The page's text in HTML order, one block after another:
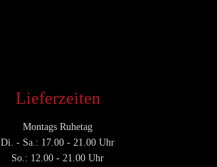
Lieferzeiten
Montags Ruhetag
Di. - Sa.: 17.00 - 21.00 Uhr
So.: 12.00 - 21.00 Uhr